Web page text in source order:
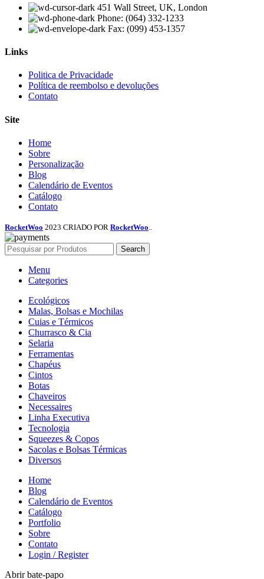
451 Wall Street, UK, London
Phone: (064) 332-1233
Fax: (099) 453-1357
Links
Menu
Politica de Privacidade
Política de reembolso e devoluções
Contato
Site
Menu
Home
Sobre
Personalização
Blog
Calendário de Eventos
Catálogo
Contato
RocketWoo 2023 CRIADO POR RocketWoo
Search
Menu
Categories
Ecológicos
Malas, Bolsas e Mochilas
Cuias e Térmicos
Churrasco & Cia
Selaria
Ferramentas
Chapéus
Cintos
Botas
Chaveiros
Necessaires
Linha Executiva
Tecnologia
Squeezes & Copos
Sacolas e Bolsas Térmicas
Diversos
Home
Blog
Calendário de Eventos
Catálogo
Portfolio
Sobre
Contato
Login / Register
Abrir bate-papo